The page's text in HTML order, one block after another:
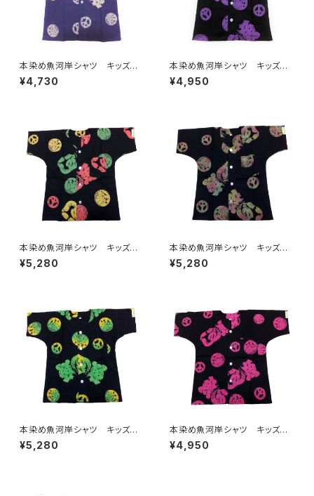
本染め魚河岸シャツ キッズ用1
10サイズ 認定証付き 木綿
晒 平和柄 紫×白 子供用
ちシャツ 焼津 浜通り 港町
¥4,730
本染め魚河岸シャツ キッズ用1
10サイズ 認定証付き 木綿
晒 平和柄 黒×紫 子供用
ちシャツ 焼津 浜通り 港町
¥4,950
本染め魚河岸シャツ キッズ用1
10サイズ 認定証付き 木綿
晒 平和柄 黒×ラスタ 子供
いちシャツ 焼津 浜通り 港
町
¥5,280
本染め魚河岸シャツ キッズ用1
10サイズ 認定証付き 木綿
晒 平和柄 黒×迷彩カモ 子
濱いちシャツ 焼津 浜通り
港町
¥5,280
本染め魚河岸シャツ キッズ用1
10サイズ 認定証付き 木綿
晒 平和柄 黒×ジャマイカグ
¥5,280
本染め魚河岸シャツ キッズ用1
10サイズ 認定証付き 木綿
晒 平和柄 黒×ピンク 子供
¥4,950